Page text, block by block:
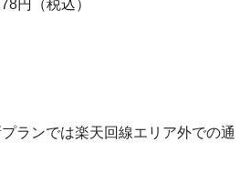
円（税込）
ランでは楽天回線エリア外での通